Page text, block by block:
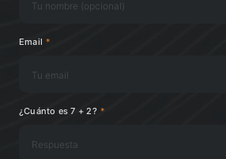
Email *
¿Cuánto es 7 + 2? *